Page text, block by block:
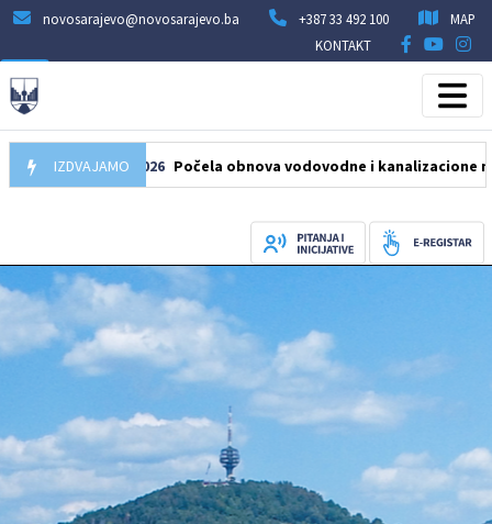
novosarajevo@novosarajevo.ba +387 33 492 100
MAP
KONTAKT
IZDVAJAMO
05.08.2026 Počela obnova vodovodne i kanalizacione mreže u